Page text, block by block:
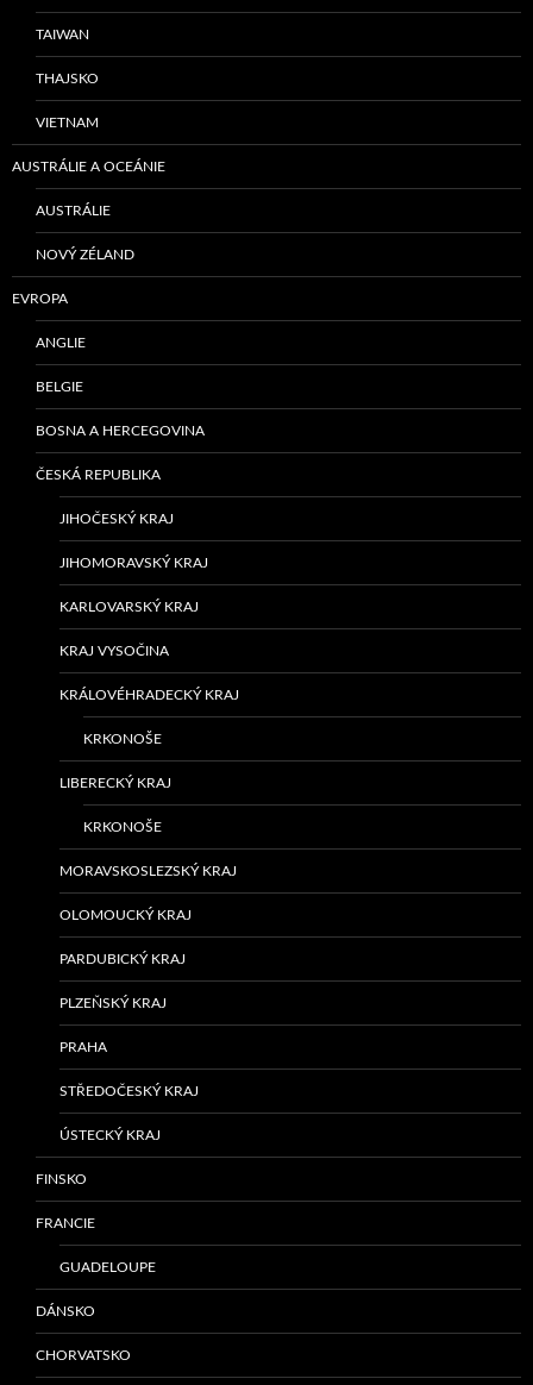
TAIWAN
THAJSKO
VIETNAM
AUSTRÁLIE A OCEÁNIE
AUSTRÁLIE
NOVÝ ZÉLAND
EVROPA
ANGLIE
BELGIE
BOSNA A HERCEGOVINA
ČESKÁ REPUBLIKA
JIHOČESKÝ KRAJ
JIHOMORAVSKÝ KRAJ
KARLOVARSKÝ KRAJ
KRAJ VYSOČINA
KRÁLOVÉHRADECKÝ KRAJ
KRKONOŠE
LIBERECKÝ KRAJ
KRKONOŠE
MORAVSKOSLEZSKÝ KRAJ
OLOMOUCKÝ KRAJ
PARDUBICKÝ KRAJ
PLZEŇSKÝ KRAJ
PRAHA
STŘEDOČESKÝ KRAJ
ÚSTECKÝ KRAJ
FINSKO
FRANCIE
GUADELOUPE
DÁNSKO
CHORVATSKO